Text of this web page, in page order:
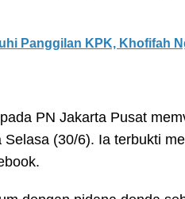
Panggilan KPK, Khofifah
PN Jakarta Pusat
Selasa (30/6). Ia terbukti